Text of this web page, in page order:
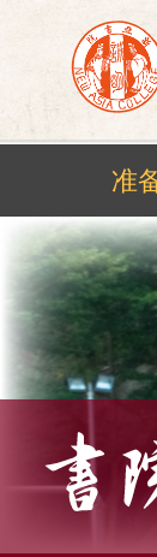
Skip
content
准